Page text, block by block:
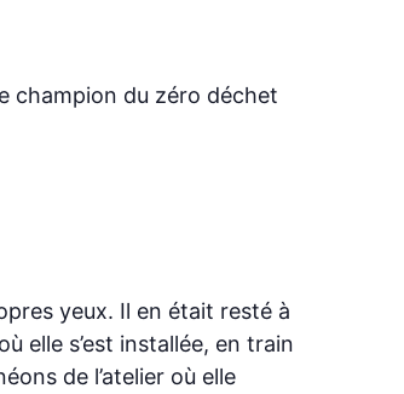
champion du zéro déchet
yeux. Il en était resté à
elle s’est installée, en train
de l’atelier où elle